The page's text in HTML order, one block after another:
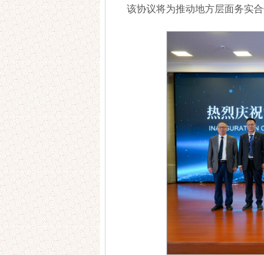
该协议将为推动地方层面务实合